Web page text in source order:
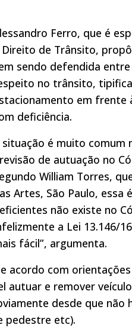
Ferro, que é
Direito de Trânsito,
sendo defendida
no trânsito,
em frente
deficiência.
situação é muito comum
de autuação no
William Torres,
Artes, São Paulo, essa
não existe no
a Lei 13.146/
fácil”, argumenta.
acordo com
autuar e remover
desde que
pedestre etc).